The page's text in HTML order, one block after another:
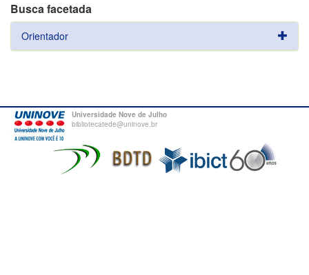
Busca facetada
Orientador
Universidade Nove de Julho
bibliotecatede@uninove.br